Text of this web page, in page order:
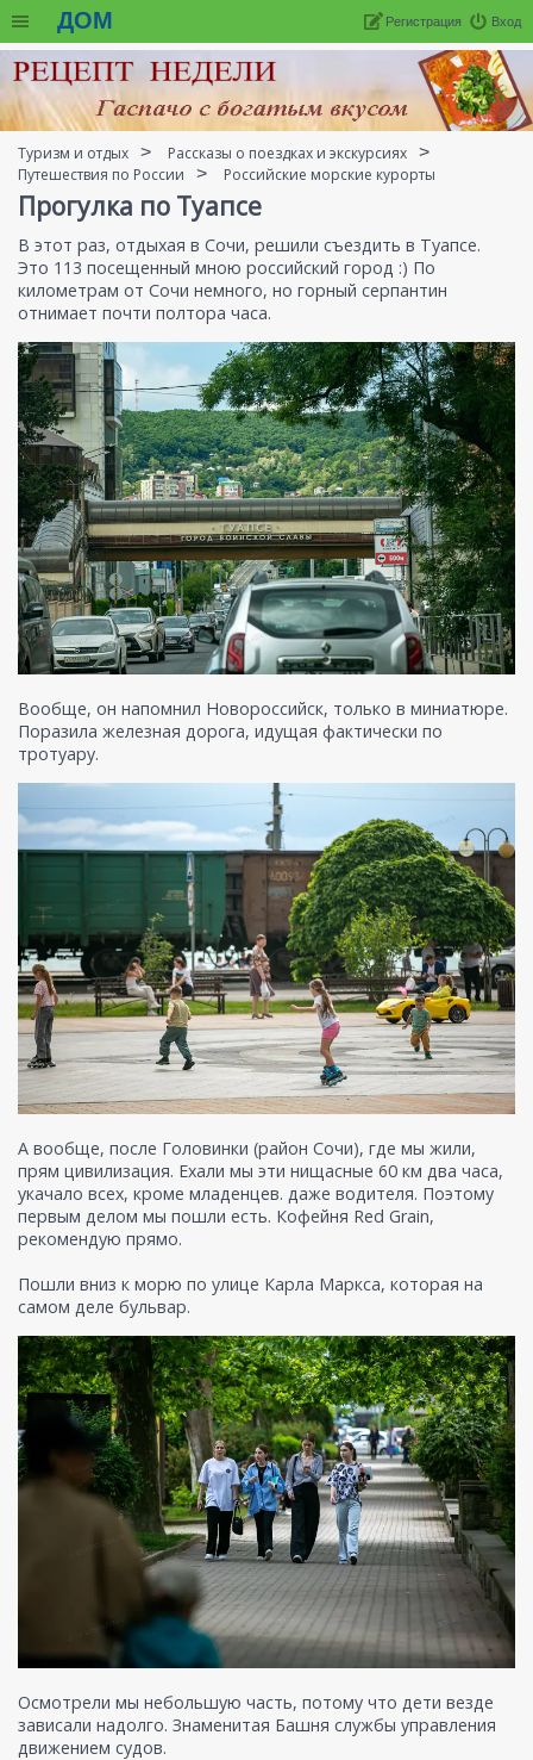
ДОМ Вход
Регистрация
Туризм и отдых
Рассказы о поездках и экскурсиях
Путешествия по России
Российские морские курорты
Прогулка по Туапсе
В этот раз, отдыхая в Сочи, решили съездить в Туапсе.
Это 113 посещенный мною российский город :) По
километрам от Сочи немного, но горный серпантин
отнимает почти полтора часа.
Вообще, он напомнил Новороссийск, только в миниатюре.
Поразила железная дорога, идущая фактически по
тротуару.
А вообще, после Головинки (район Сочи), где мы жили,
прям цивилизация. Ехали мы эти нищасные 60 км два часа,
укачало всех, кроме младенцев. даже водителя. Поэтому
первым делом мы пошли есть. Кофейня Red Grain,
рекомендую прямо.
Пошли вниз к морю по улице Карла Маркса, которая на
самом деле бульвар.
Осмотрели мы небольшую часть, потому что дети везде
зависали надолго. Знаменитая Башня службы управления
движением судов.